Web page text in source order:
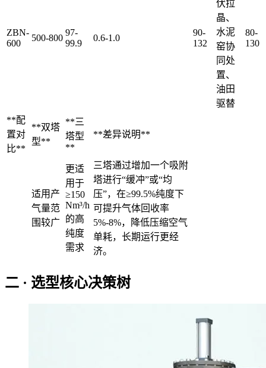
ZBN-
600
500-800
97-
99.9
0.6-1.0
90-
132
伏拉
晶、
水泥
窑协
同处
置、
油田
驱替
80-
130
**配
置对
比**
**双塔
型**
**三
塔型
**
**差异说明**
适用产
气量范
围较广
更适
用于
≥150
Nm³/h
的高
纯度
需求
三塔通过增加一个吸附
塔进行“缓冲”或“均
压”，在≥99.5%纯度下
可提升气体回收率
5%-8%，降低压缩空气
单耗，长期运行更经
济。
二 · 选型核心决策树